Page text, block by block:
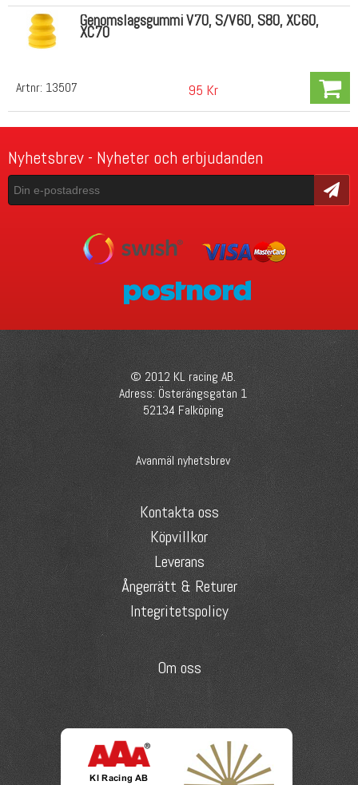
Artnr: 13507
Genomslagsgummi V70, S/V60, S80, XC60,
XC70
95 Kr
Nyhetsbrev - Nyheter och erbjudanden
Skicka
© 2012 KL racing AB.
Adress: Österängsgatan 1
52134 Falköping
Avanmäl nyhetsbrev
Kontakta oss
Köpvillkor
Leverans
Ångerrätt & Returer
Integritetspolicy
Om oss